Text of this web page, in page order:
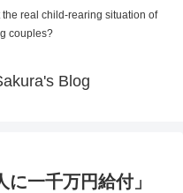
real child-rearing situation of
couples?
Blog
に一千万円給付」